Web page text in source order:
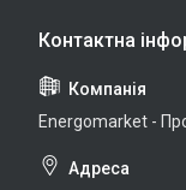
Energomarket -